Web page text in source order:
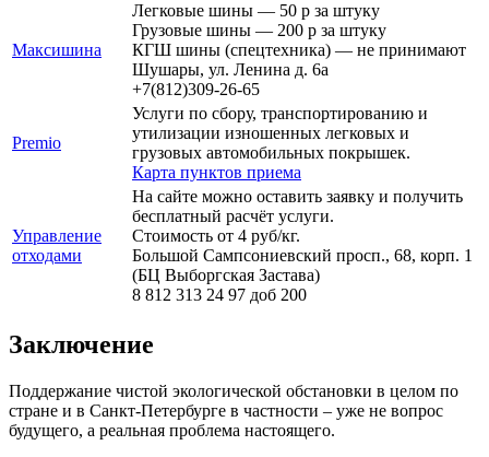
Максишина
Легковые шины — 50 р за штуку
Грузовые шины — 200 р за штуку
КГШ шины (спецтехника) — не принимают
Шушары, ул. Ленина д. 6а
+7(812)309-26-65
Premio
Услуги по сбору, транспортированию и
утилизации изношенных легковых и
грузовых автомобильных покрышек.
Карта пунктов приема
Управление
отходами
На сайте можно оставить заявку и получить
бесплатный расчёт услуги.
Стоимость от 4 руб/кг.
Большой Сампсониевский просп., 68, корп. 1
(БЦ Выборгская Застава)
8 812 313 24 97 доб 200
Заключение
Поддержание чистой экологической обстановки в целом по
стране и в Санкт-Петербурге в частности – уже не вопрос
будущего, а реальная проблема настоящего.